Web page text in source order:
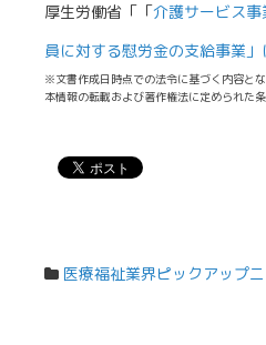
厚生労働省「「介護サービス
員に対する慰労金の支給事業」
※文書作成日時点での法令に基づく内容とな
本情報の転載および著作権法に定められた
医療福祉業界ピックアップ